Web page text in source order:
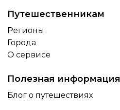
Путешественникам
Регионы
Города
О сервисе
Полезная информация
Блог о путешествиях